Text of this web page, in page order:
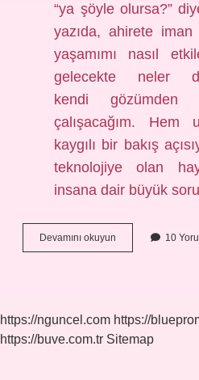
“ya şöyle olursa?”
yazıda, ahirete
yaşamımı nasıl
gelecekte neler
kendi gözümden
çalışacağım.
kaygılı bir bakış
teknolojiye olan
insana dair büyük
Devamını okuyun
iman
verir
?
10
https://nguncel.com https://
https://buve.com.tr Sitemap